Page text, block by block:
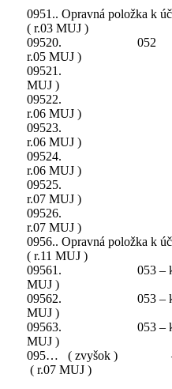
0951.. Opravná
( r.03 MUJ )
09520. 052 –
r.05 MUJ )
09521. – k
MUJ )
09522. – k
r.06 MUJ )
09523. – k
r.06 MUJ )
09524. – k
r.06 MUJ )
09525. – k
r.07 MUJ )
09526. – k
r.07 MUJ )
0956.. Opravná
( r.11 MUJ )
09561. 053
MUJ )
09562. 053
MUJ )
09563. 053
MUJ )
095… ( zvyšok
( r.07 MUJ )